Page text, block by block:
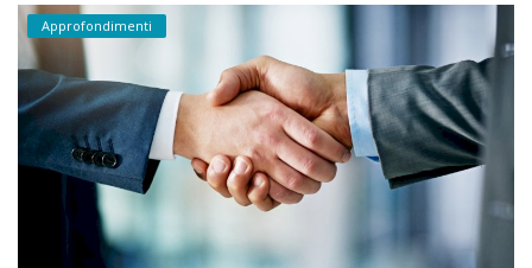
Approfondimenti